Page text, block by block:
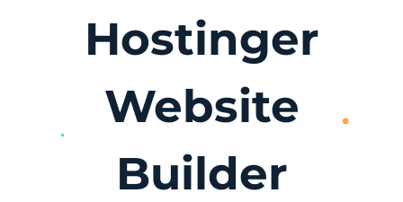
Hostinger
Website
Builder